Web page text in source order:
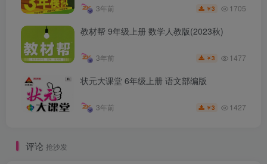
3年前 ￥3 1705
教材帮 9年级上册 数学人教版(2023秋)
3年前 ￥3 1477
状元大课堂 6年级上册 语文部编版
3年前 ￥3 1427
评论 抢沙发